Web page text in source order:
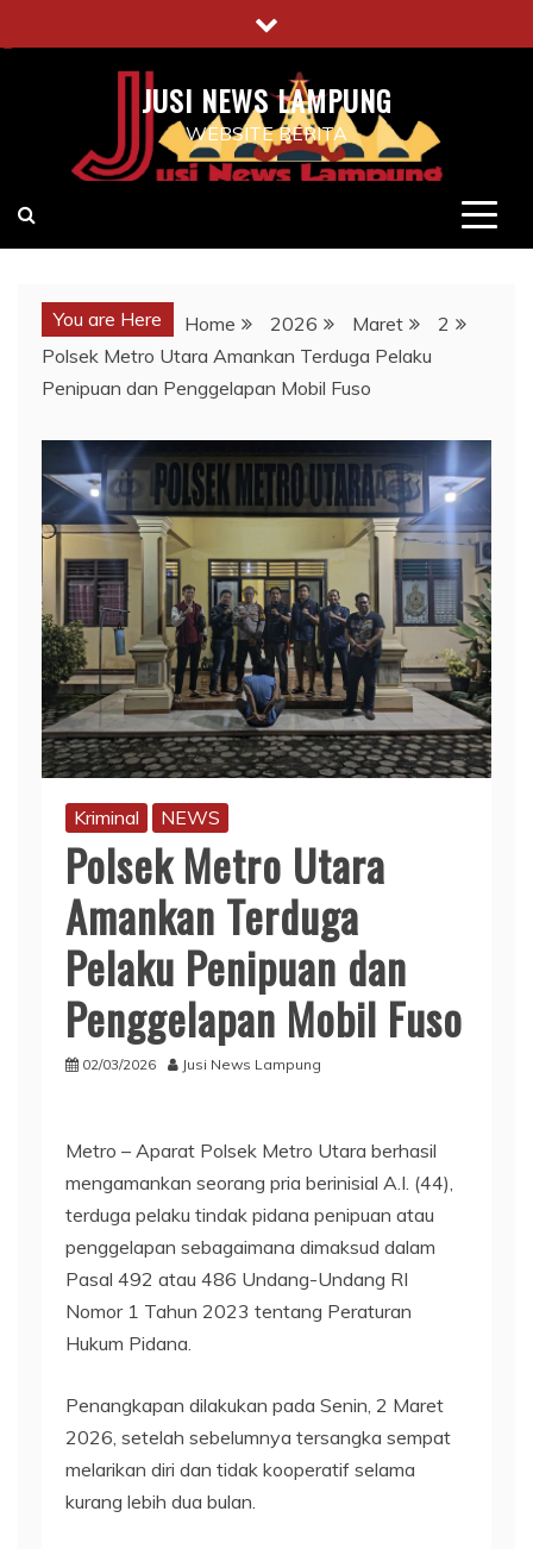
to
JUSI NEWS LAMPUNG
WEBSITE BERITA
You are Here Home 2026 Maret
2
Polsek Metro Utara Amankan Terduga Pelaku
Penipuan dan Penggelapan Mobil Fuso
Kriminal NEWS
Polsek Metro Utara
Amankan Terduga
Pelaku Penipuan dan
Penggelapan Mobil Fuso
02/03/2026 Jusi News Lampung
Metro – Aparat Polsek Metro Utara berhasil
mengamankan seorang pria berinisial A.I. (44),
terduga pelaku tindak pidana penipuan atau
penggelapan sebagaimana dimaksud dalam
Pasal 492 atau 486 Undang-Undang RI
Nomor 1 Tahun 2023 tentang Peraturan
Hukum Pidana.
Penangkapan dilakukan pada Senin, 2 Maret
2026, setelah sebelumnya tersangka sempat
melarikan diri dan tidak kooperatif selama
kurang lebih dua bulan.